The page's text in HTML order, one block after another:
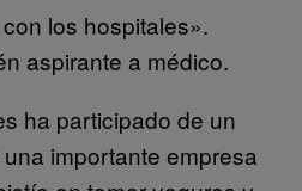
los hospitales».
aspirante a médico.
ha participado de un
importante empresa